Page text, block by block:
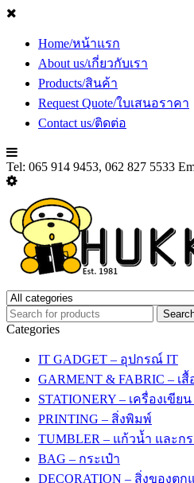
Home/หน้าแรก
About us/เกี่ยวกับเรา
Products/สินค้า
Request Quote/ใบเสนอราคา
Contact us/ติดต่อ
Tel: 065 914 9453, 062 827 5533
Categories
IT GADGET – อุปกรณ์ IT
GARMENT & FABRIC –
STATIONERY – เครื่องเขี
PRINTING – สิ่งพิมพ์
TUMBLER – แก้วน้ำ และก
BAG – กระเป๋า
DECORATION – สิ่งของตก